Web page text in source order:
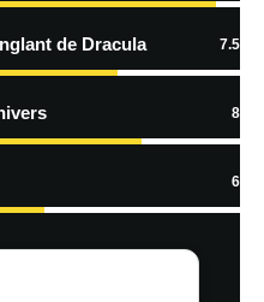
de Dracula 7.5
8
6